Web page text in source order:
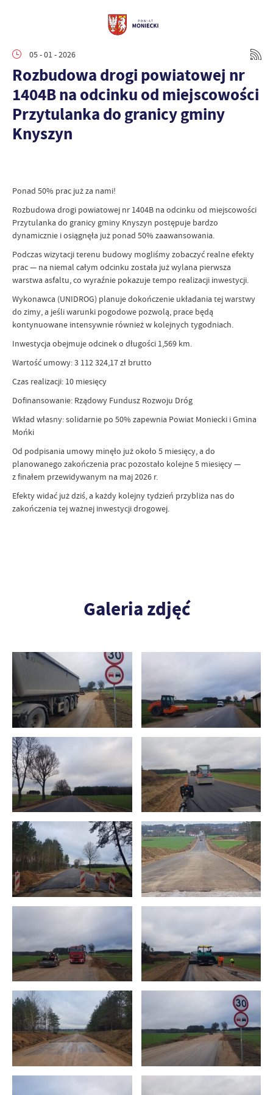
05 - 01 - 2026
Rozbudowa drogi powiatowej nr
1404B na odcinku od miejscowości
Przytulanka do granicy gminy
Knyszyn
Ponad 50% prac już za nami!
Rozbudowa drogi powiatowej nr 1404B na odcinku od miejscowości
Przytulanka do granicy gminy Knyszyn postępuje bardzo
dynamicznie i osiągnęła już ponad 50% zaawansowania.
Podczas wizytacji terenu budowy mogliśmy zobaczyć realne efekty
prac — na niemal całym odcinku została już wylana pierwsza
warstwa asfaltu, co wyraźnie pokazuje tempo realizacji inwestycji.
Wykonawca (UNIDROG) planuje dokończenie układania tej warstwy
do zimy, a jeśli warunki pogodowe pozwolą, prace będą
kontynuowane intensywnie również w kolejnych tygodniach.
Inwestycja obejmuje odcinek o długości 1,569 km.
Wartość umowy: 3 112 324,17 zł brutto
Czas realizacji: 10 miesięcy
Dofinansowanie: Rządowy Fundusz Rozwoju Dróg
Wkład własny: solidarnie po 50% zapewnia Powiat Moniecki i Gmina
Mońki
Od podpisania umowy minęło już około 5 miesięcy, a do
planowanego zakończenia prac pozostało kolejne 5 miesięcy —
z finałem przewidywanym na maj 2026 r.
Efekty widać już dziś, a każdy kolejny tydzień przybliża nas do
zakończenia tej ważnej inwestycji drogowej.
Galeria zdjęć